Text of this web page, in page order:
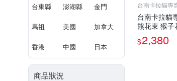
台東縣 澎湖縣 金門
馬祖 美國 加拿大
香港 中國 日本
商品狀況
台南卡拉貓專
台南卡拉貓
熊花束 猴子
物 二選一
明天到
$2,380